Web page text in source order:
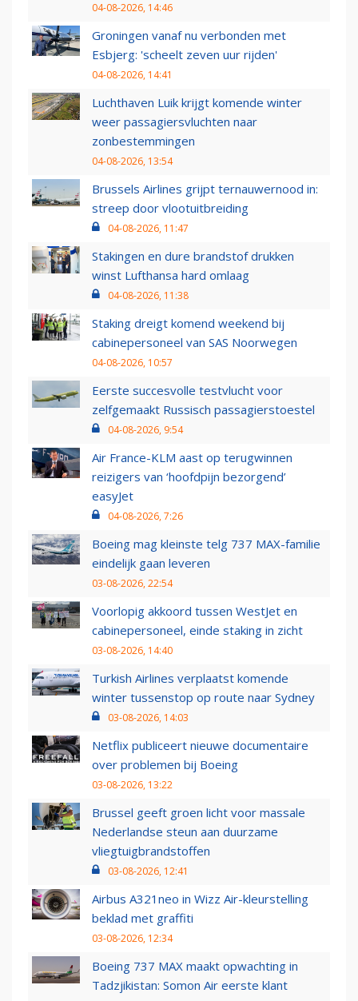
04-08-2026, 14:46
Groningen vanaf nu verbonden met
Esbjerg: 'scheelt zeven uur rijden'
04-08-2026, 14:41
Luchthaven Luik krijgt komende winter
weer passagiersvluchten naar
zonbestemmingen
04-08-2026, 13:54
Brussels Airlines grijpt ternauwernood in:
streep door vlootuitbreiding
04-08-2026, 11:47
Stakingen en dure brandstof drukken
winst Lufthansa hard omlaag
04-08-2026, 11:38
Staking dreigt komend weekend bij
cabinepersoneel van SAS Noorwegen
04-08-2026, 10:57
Eerste succesvolle testvlucht voor
zelfgemaakt Russisch passagierstoestel
04-08-2026, 9:54
Air France-KLM aast op terugwinnen
reizigers van ‘hoofdpijn bezorgend’
easyJet
04-08-2026, 7:26
Boeing mag kleinste telg 737 MAX-familie
eindelijk gaan leveren
03-08-2026, 22:54
Voorlopig akkoord tussen WestJet en
cabinepersoneel, einde staking in zicht
03-08-2026, 14:40
Turkish Airlines verplaatst komende
winter tussenstop op route naar Sydney
03-08-2026, 14:03
Netflix publiceert nieuwe documentaire
over problemen bij Boeing
03-08-2026, 13:22
Brussel geeft groen licht voor massale
Nederlandse steun aan duurzame
vliegtuigbrandstoffen
03-08-2026, 12:41
Airbus A321neo in Wizz Air-kleurstelling
beklad met graffiti
03-08-2026, 12:34
Boeing 737 MAX maakt opwachting in
Tadzjikistan: Somon Air eerste klant